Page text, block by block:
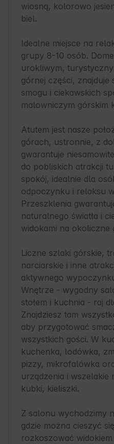
wiosną, kolorowo
biel.
Idealne miejsce na
grupy 8-10 osób.
urokliwym,
górnej części,
smogu i ciekawskich
malowniczym górskim
Atutem jest nasze
górach, ustronnie, z
gwarantuje
do pobliskich atrakcji
spokój, idealnie dla
odpoczynku i relaksu
Przeszklenia
naturalnego światła i
widokami na okoliczne
Liczne szlaki górskie,
narciarskie i inne
aktywnego
Wnętrze - wygodny
stołem i kuchnia - raj
Znajdziesz tam
aby przygotować
wszystkich gości. W
kuchenka, lodówka,
pizzy, mikrofalówka
urządzenia i wszelakie
kubki, kieliszki.
Z salonu wychodzimy
gdzie można cieszyć
rozkoszować